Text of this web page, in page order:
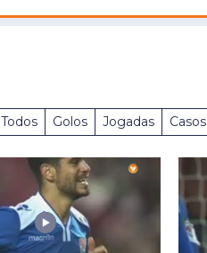
Todos Golos Jogadas Casos